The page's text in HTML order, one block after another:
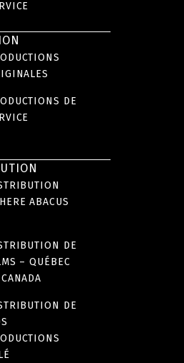
DE
ABACUS
DE
– QUÉBEC
DE
ET COMÉDIES EN FRANÇAIS
Brodeur